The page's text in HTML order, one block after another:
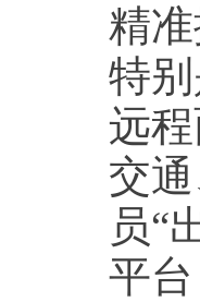
精
特
远
交
员“
平